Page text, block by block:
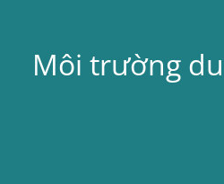
Môi trường